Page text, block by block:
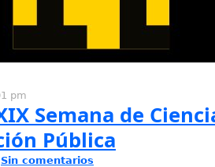
pm
Semana de
Pública
Sin comentarios